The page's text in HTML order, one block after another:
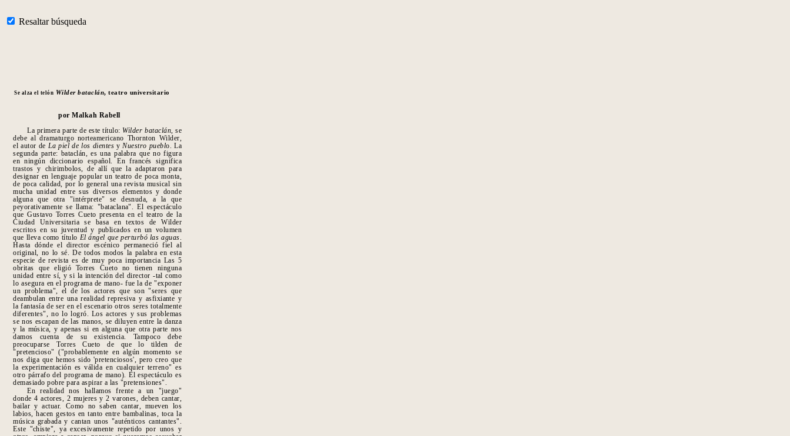
Resaltar búsqueda
Se alza el telón Wilder bataclán, teatro universitario
por Malkah Rabell
La primera parte de este título: Wilder bataclán, se
debe al dramaturgo norteamericano Thornton Wilder,
el autor de La piel de los dientes y Nuestro pueblo. La
segunda parte: bataclán, es una palabra que no figura
en ningún diccionario español. En francés significa
trastos y chirimbolos, de allí que la adaptaron para
designar en lenguaje popular un teatro de poca monta,
de poca calidad, por lo general una revista musical sin
mucha unidad entre sus diversos elementos y donde
alguna que otra "intérprete" se desnuda, a la que
peyorativamente se llama: "bataclana". El espectáculo
que Gustavo Torres Cueto presenta en el teatro de la
Ciudad Universitaria se basa en textos de Wilder
escritos en su juventud y publicados en un volumen
que lleva como título El ángel que perturbó las aguas.
Hasta dónde el director escénico permaneció fiel al
original, no lo sé. De todos modos la palabra en esta
especie de revista es de muy poca importancia Las 5
obritas que eligió Torres Cueto no tienen ninguna
unidad entre sí, y si la intención del director -tal como
lo asegura en el programa de mano- fue la de "exponer
un problema", el de los actores que son "seres que
deambulan entre una realidad represiva y asfixiante y
la fantasía de ser en el escenario otros seres totalmente
diferentes", no lo logró. Los actores y sus problemas
se nos escapan de las manos, se diluyen entre la danza
y la música, y apenas si en alguna que otra parte nos
damos cuenta de su existencia. Tampoco debe
preocuparse Torres Cueto de que lo tilden de
"pretencioso" ("probablemente en algún momento se
nos diga que hemos sido 'pretenciosos', pero creo que
la experimentación es válida en cualquier terreno" es
otro párrafo del programa de mano). El espectáculo es
demasiado pobre para aspirar a las "pretensiones".
En realidad nos hallamos frente a un "juego"
donde 4 actores, 2 mujeres y 2 varones, deben cantar,
bailar y actuar. Como no saben cantar, mueven los
labios, hacen gestos en tanto entre bambalinas, toca la
música grabada y cantan unos "auténticos cantantes".
Este "chiste", ya excesivamente repetido por unos y